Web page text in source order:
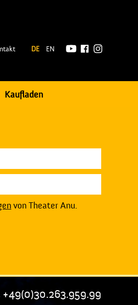
DE EN
Kaufladen
von Theater Anu.